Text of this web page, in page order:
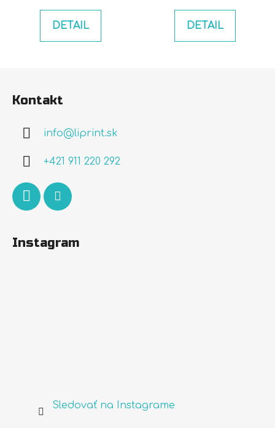
DETAIL DETAIL
Kontakt
info@liprint.sk
+421 911 220 292
Instagram
Sledovať na Instagrame